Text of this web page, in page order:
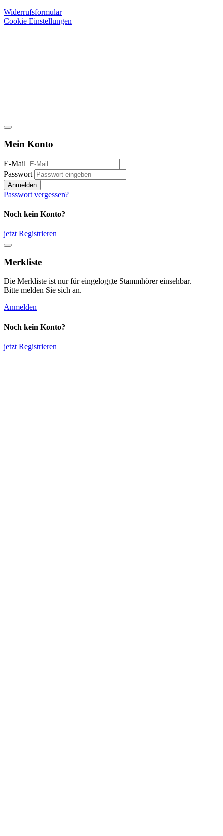
Widerrufsformular
Cookie Einstellungen
Mein Konto
E-Mail
Passwort
Anmelden
Passwort vergessen?
Noch kein Konto?
jetzt Registrieren
Merkliste
Die Merkliste ist nur für eingeloggte Stammhörer einsehbar.
Bitte melden Sie sich an.
Anmelden
Noch kein Konto?
jetzt Registrieren